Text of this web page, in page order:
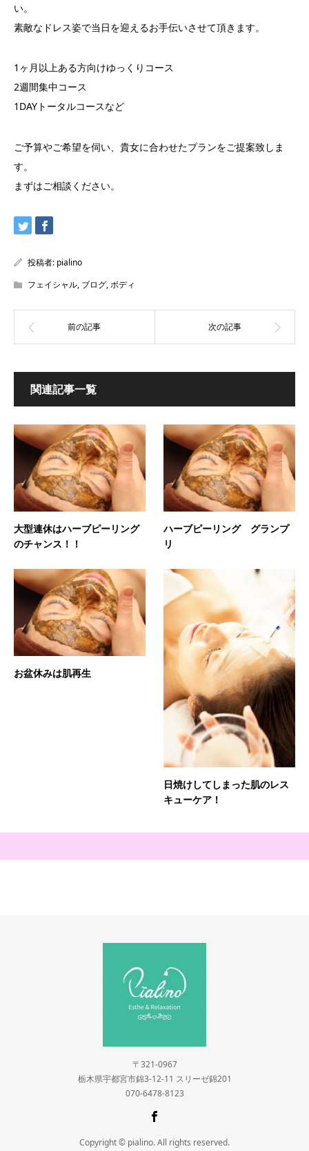
い。
素敵なドレス姿で当日を迎えるお手伝いさせて頂きます。
1ヶ月以上ある方向けゆっくりコース
2週間集中コース
1DAYトータルコースなど
ご予算やご希望を伺い、貴女に合わせたプランをご提案致しま
す。
まずはご相談ください。
投稿者: pialino
フェイシャル, ブログ,ボディ
関連記事一覧
大型連休はハーブピーリング
のチャンス！！
ハーブピーリング グランプ
リ
お盆休みは肌再生
日焼けしてしまった肌のレス
キューケア！
〒321-0967
栃木県宇都宮市錦3-12-11 スリーゼ錦201
070-6478-8123
Copyright © pialino. All rights reserved.